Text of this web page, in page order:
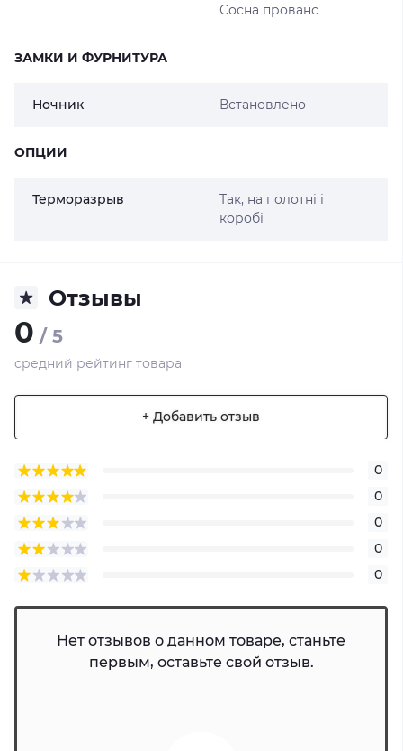
Сосна прованс
ЗАМКИ И ФУРНИТУРА
Ночник Встановлено
ОПЦИИ
Терморазрыв
Так, на полотні і
коробі
Отзывы
0 / 5
средний рейтинг товара
+ Добавить отзыв
0
0
0
0
0
Нет отзывов о данном товаре, станьте
первым, оставьте свой отзыв.